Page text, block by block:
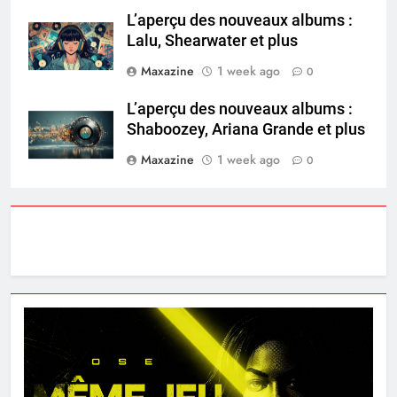
L’aperçu des nouveaux albums :
Lalu, Shearwater et plus
Maxazine
1 week ago 0
L’aperçu des nouveaux albums :
Shaboozey, Ariana Grande et plus
Maxazine
1 week ago 0